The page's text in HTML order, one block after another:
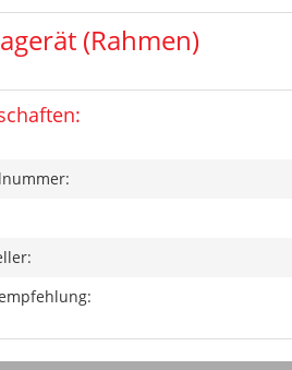
(Rahmen)